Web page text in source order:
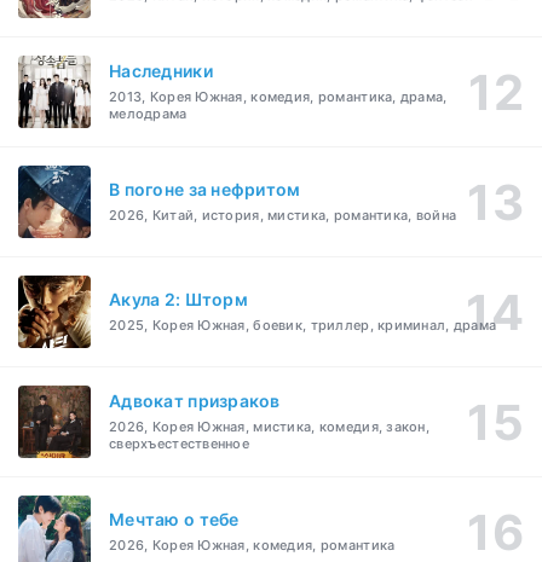
Наследники
2013, Корея Южная, комедия, романтика, драма,
мелодрама
В погоне за нефритом
2026, Китай, история, мистика, романтика, война
Акула 2: Шторм
2025, Корея Южная, боевик, триллер, криминал, драма
Адвокат призраков
2026, Корея Южная, мистика, комедия, закон,
сверхъестественное
Мечтаю о тебе
2026, Корея Южная, комедия, романтика